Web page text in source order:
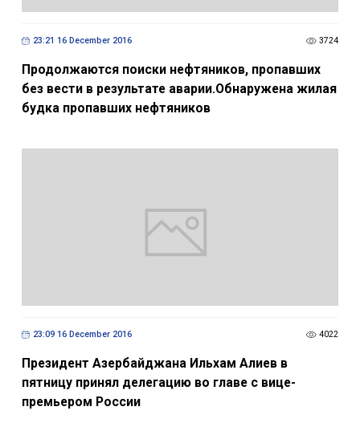
23:21 16 December 2016 3724
Продолжаются поиски нефтяников, пропавших
без вести в результате аварии.Обнаружена жилая
будка пропавших нефтяников
23:09 16 December 2016 4022
Президент Азербайджана Ильхам Алиев в
пятницу принял делегацию во главе с вице-
премьером России